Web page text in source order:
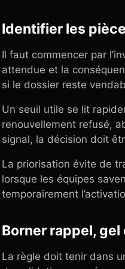
Identifier les
Il faut commencer par
attendue et la
si le dossier reste
Un seuil utile se lit
renouvellement refusé,
signal, la décision doit
La priorisation évite de
lorsque les équipes
temporairement
Borner rappel,
La règle doit tenir dans